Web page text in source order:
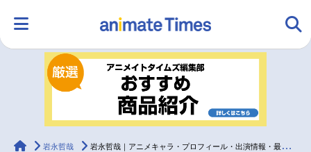
ランキング アニメ
ラジオ みんなの声 グッズ
animateTimes
岩永哲哉 岩永哲哉｜アニメキャラ・プロフィール・出演情報・最新情報まとめ